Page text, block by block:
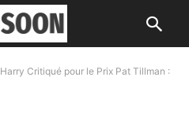
Critiqué pour le Prix Pat Tillman :